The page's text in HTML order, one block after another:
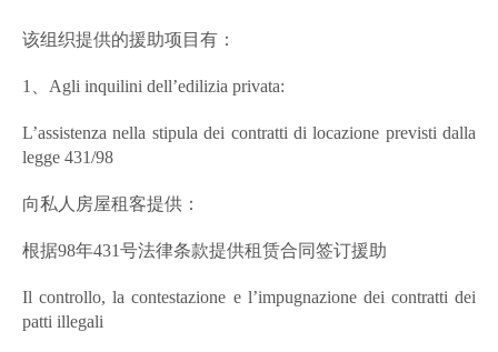
该组织提供的援助项目有：
1、Agli inquilini dell’edilizia privata:
L’assistenza nella stipula dei contratti di locazione previsti dalla
legge 431/98
向私人房屋租客提供：
根据98年431号法律条款提供租赁合同签订援助
Il controllo, la contestazione e l’impugnazione dei contratti dei
patti illegali